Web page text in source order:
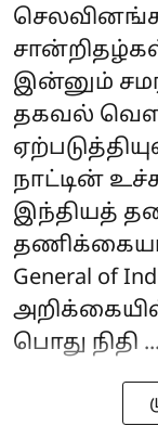
சான்றிதழ்கள்
இன்னும்
தகவல்
நாட்டின்
இந்தியத்
General of
பொது நிதி ...